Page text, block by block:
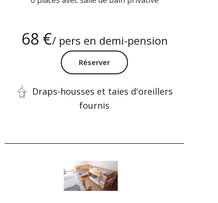
68 €/ pers en demi-pension
Réserver
Draps-housses et taies d'oreillers
fournis